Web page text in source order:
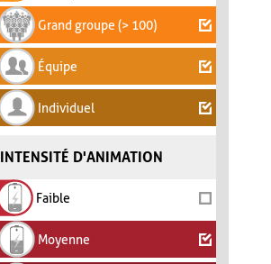
Grand groupe (> 100)
Équipe
Individuel
INTENSITÉ D'ANIMATION
Faible
Moyenne